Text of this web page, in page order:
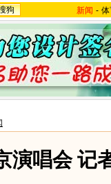
狗 新闻 -
演唱会 记